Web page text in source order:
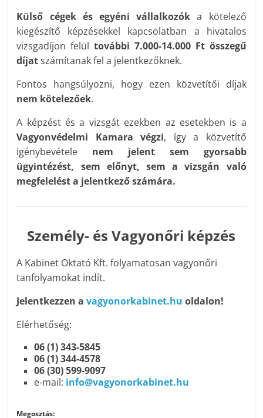
Külső cégek és egyéni vállalkozók a kötelező
kiegészítő képzésekkel kapcsolatban a hivatalos
vizsgadíjon felültovábbi 7.000-14.000 Ft összegű
díjatszámítanak fel a jelentkezőknek.
Fontos hangsúlyozni, hogy ezen közvetítői díjak
nem kötelezőek.
A képzést és a vizsgát ezekben az esetekben is a
Vagyonvédelmi Kamara végzi, így a közvetítő
igénybevétele nem jelent sem gyorsabb
ügyintézést, sem előnyt, sem a vizsgán való
megfelelést a jelentkező számára.
Személy- és Vagyonőri képzés
A Kabinet Oktató Kft. folyamatosan vagyonőri
tanfolyamokat indít.
Jelentkezzen avagyonorkabinet.hu oldalon!
Elérhetőség:
06 (1) 343-5845
06 (1) 344-4578
06 (30) 599-9097
e-mail: info@vagyonorkabinet.hu
Megosztás: